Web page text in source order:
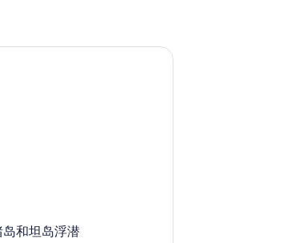
和坦岛浮潜
和坦岛浮潜